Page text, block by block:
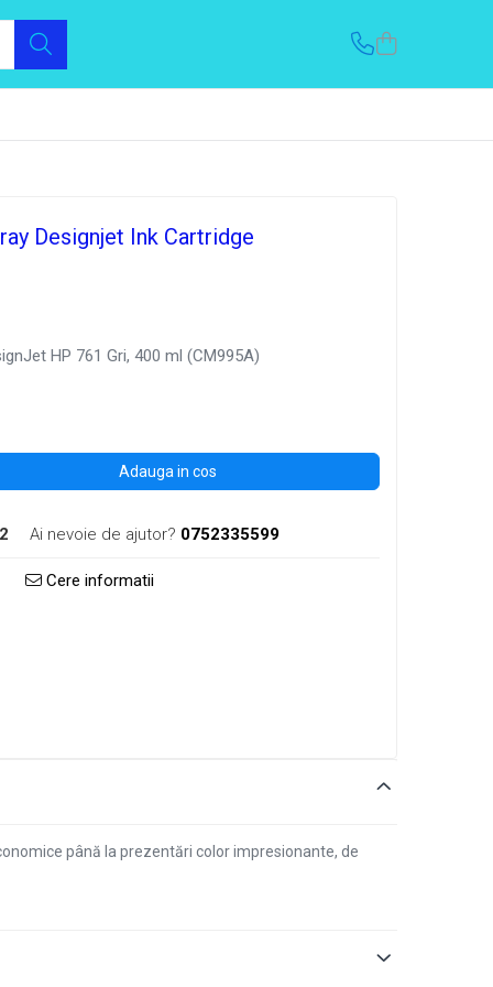
Designjet Ink Cartridge
HP 761 Gri, 400 ml (CM995A)
Adauga in cos
Ai nevoie de ajutor? 0752335599
Cere informatii
până la prezentări color impresionante, de